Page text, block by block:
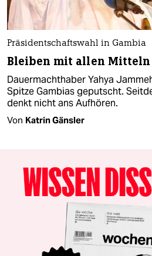
Präsidentschaftswahl in Gambia
Bleiben mit allen Mitteln
Dauermachthaber Yahya
Spitze Gambias geputscht.
denkt nicht ans Aufhören.
Von Katrin Gänsler